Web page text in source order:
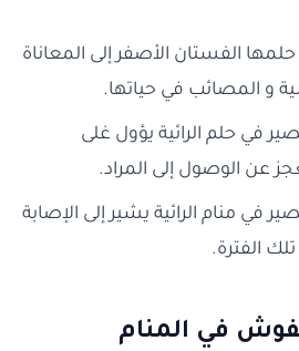
حلمها الفستان الأصفر إلى المعاناة
و المصائب في حياتها.
في حلم الرائية يؤول غلى
عن الوصول إلى المراد.
في منام الرائية يشير إلى الإصابة
الفترة.
في المنام